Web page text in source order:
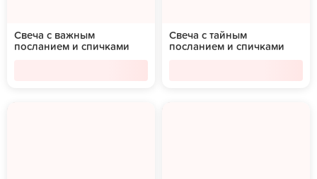
Свеча с важным
посланием и спичками
Свеча с тайным
посланием и спичками